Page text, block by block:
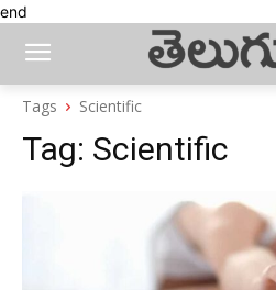
end
Tags Scientific
Tag: Scientific